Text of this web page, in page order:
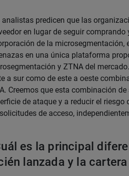
analistas predicen que las
en lugar de seguir
de la microsegmentación,
en una única plataforma
y ZTNA del
a sur como de este a oeste
Creemos que esta combinación
de ataque y a reducir el
de acceso,
es la principal
lanzada y la